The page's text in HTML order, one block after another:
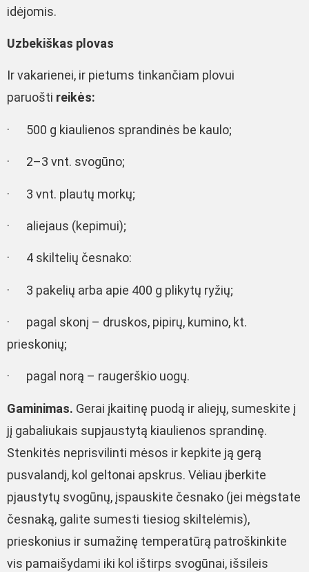
idėjomis.
Uzbekiškas plovas
Ir vakarienei, ir pietums tinkančiam plovui
paruošti reikės:
· 500 g kiaulienos sprandinės be kaulo;
· 2–3 vnt. svogūno;
· 3 vnt. plautų morkų;
· aliejaus (kepimui);
· 4 skiltelių česnako:
· 3 pakelių arba apie 400 g plikytų ryžių;
· pagal skonį – druskos, pipirų, kumino, kt.
prieskonių;
· pagal norą – raugerškio uogų.
Gaminimas. Gerai įkaitinę puodą ir aliejų, sumeskite į
jį gabaliukais supjaustytą kiaulienos sprandinę.
Stenkitės neprisvilinti mėsos ir kepkite ją gerą
pusvalandį, kol geltonai apskrus. Vėliau įberkite
pjaustytų svogūnų, įspauskite česnako (jei mėgstate
česnaką, galite sumesti tiesiog skiltelėmis),
prieskonius ir sumažinę temperatūrą patroškinkite
vis pamaišydami iki kol ištirps svogūnai, išsileis